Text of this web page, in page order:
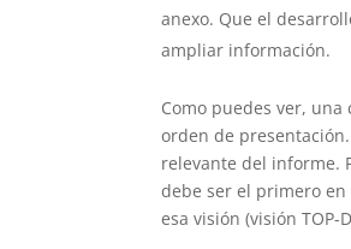
anexo. Que el
ampliar información.
Como puedes ver,
orden de
relevante del informe.
debe ser el primero
esa visión (visión TOP-